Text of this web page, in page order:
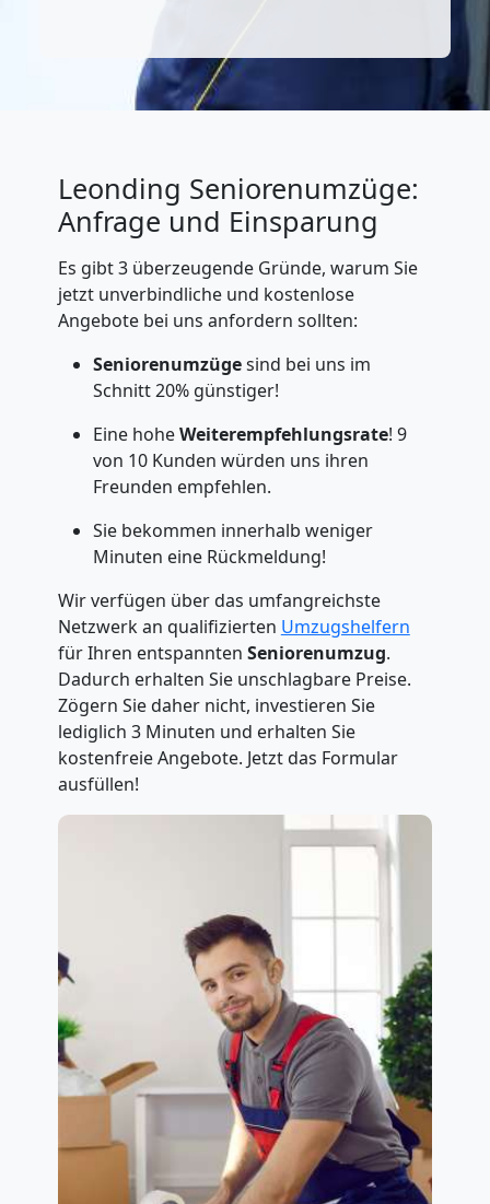
Leonding Seniorenumzüge:
Anfrage und Einsparung
Es gibt 3 überzeugende Gründe, warum Sie
jetzt unverbindliche und kostenlose
Angebote bei uns anfordern sollten:
Seniorenumzügesind bei uns im
Schnitt 20% günstiger!
Eine hoheWeiterempfehlungsrate! 9
von 10 Kunden würden uns ihren
Freunden empfehlen.
Sie bekommen innerhalb weniger
Minuten eine Rückmeldung!
Wir verfügen über das umfangreichste
Netzwerk an qualifizierten Umzugshelfern
für Ihren entspannten Seniorenumzug.
Dadurch erhalten Sie unschlagbare Preise.
Zögern Sie daher nicht, investieren Sie
lediglich 3 Minuten und erhalten Sie
kostenfreie Angebote. Jetzt das Formular
ausfüllen!